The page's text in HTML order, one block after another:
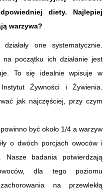
diety. Najlepiej
warzywa?
one systematycznie.
początku ich działanie jest
To się idealnie wpisuje w
Żywności i Żywienia.
jak najczęściej, przy czym
być około 1/4 a warzyw
o dwóch porcjach owoców i
badania potwierdzają
dla tego poziomu
na przewlekłą